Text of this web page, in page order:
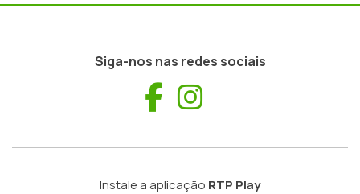
Siga-nos nas redes sociais
Facebook
Instale a aplicação RTP Play